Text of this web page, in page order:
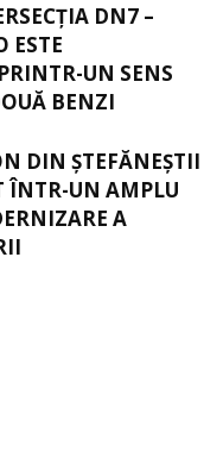
DN7 –
ESTE
UN SENS
BENZI
DIN ŞTEFĂNEŞTII
ÎNTR-UN AMPLU
A